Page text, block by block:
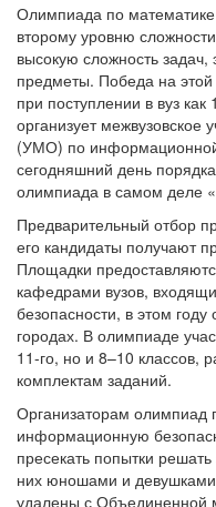
Олимпиада по математике
второму уровню
высокую сложность
предметы. Победа на
при поступлении в вуз
организует межвузовское
(УМО) по информационной
сегодняшний день
олимпиада в самом деле
Предварительный отбор
его кандидаты получают
Площадки
кафедрами вузов,
безопасности, в этом
городах. В олимпиаде
11-го, но и 8–10 классов,
комплектам заданий.
Организаторам олимпиад
информационную
пресекать попытки
них юношами и
удалены с Объединенной